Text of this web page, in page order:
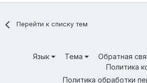
Перейти к списку тем
Язык Тема Обратная
Политика
Политика обработки